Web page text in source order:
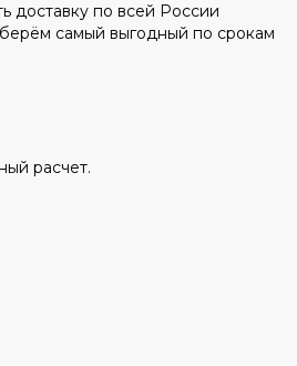
доставку по всей России
самый выгодный по срокам
расчет.